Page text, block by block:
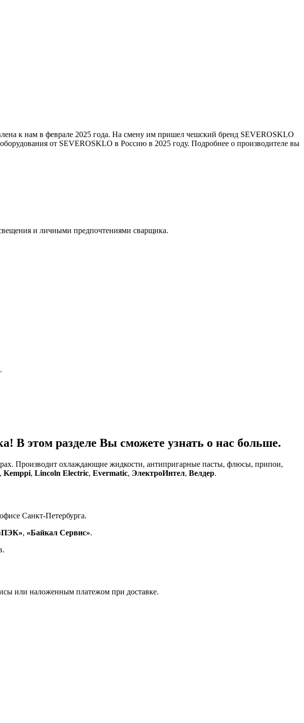
к нам в феврале 2025 года. На смену им пришел чешский бренд SEVEROSKLO
от SEVEROSKLO в Россию в 2025 году. Подробнее о производителе вы
и личными предпочтениями сварщика.
В этом разделе Вы сможете узнать о нас больше.
Производит охлаждающие жидкости, антипригарные пасты, флюсы, припои,
, Kemppi, Lincoln Electric, Evermatic, ЭлектроИнтел, Велдер.
Санкт-Петербурга.
, «Байкал Сервис».
или наложенным платежом при доставке.